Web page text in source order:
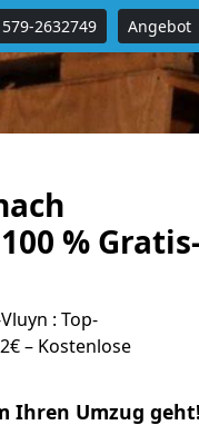
2632749 Angebot
%
: Top-
– Kostenlose
Ihren Umzug geht!